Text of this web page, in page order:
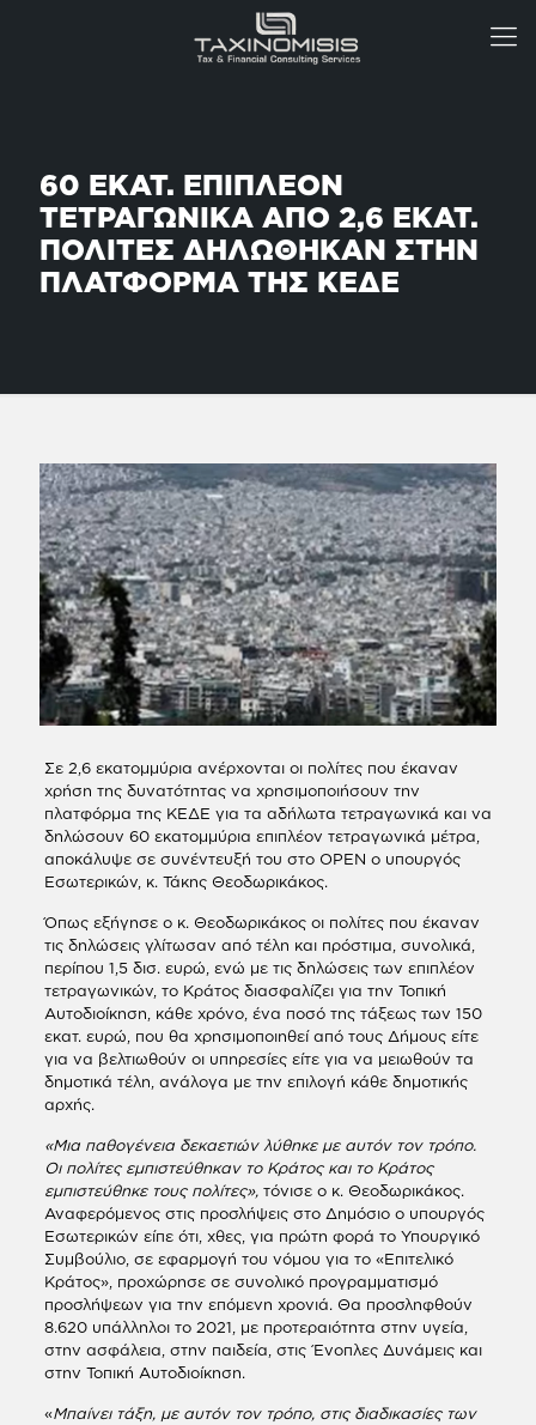
60 ΕΚΑΤ. ΕΠΙΠΛΕΟΝ
ΤΕΤΡΑΓΩΝΙΚΑ ΑΠΟ 2,6 ΕΚΑΤ.
ΠΟΛΙΤΕΣ ΔΗΛΩΘΗΚΑΝ ΣΤΗΝ
ΠΛΑΤΦΟΡΜΑ ΤΗΣ ΚΕΔΕ
Σε 2,6 εκατομμύρια ανέρχονται οι πολίτες που έκαναν
χρήση της δυνατότητας να χρησιμοποιήσουν την
πλατφόρμα της ΚΕΔΕ για τα αδήλωτα τετραγωνικά και να
δηλώσουν 60 εκατομμύρια επιπλέον τετραγωνικά μέτρα,
αποκάλυψε σε συνέντευξή του στο ΟΡΕΝ ο υπουργός
Εσωτερικών, κ. Τάκης Θεοδωρικάκος.
Όπως εξήγησε ο κ. Θεοδωρικάκος οι πολίτες που έκαναν
τις δηλώσεις γλίτωσαν από τέλη και πρόστιμα, συνολικά,
περίπου 1,5 δισ. ευρώ, ενώ με τις δηλώσεις των επιπλέον
τετραγωνικών, το Κράτος διασφαλίζει για την Τοπική
Αυτοδιοίκηση, κάθε χρόνο, ένα ποσό της τάξεως των 150
εκατ. ευρώ, που θα χρησιμοποιηθεί από τους Δήμους είτε
για να βελτιωθούν οι υπηρεσίες είτε για να μειωθούν τα
δημοτικά τέλη, ανάλογα με την επιλογή κάθε δημοτικής
αρχής.
«Μια παθογένεια δεκαετιών λύθηκε με αυτόν τον τρόπο.
Οι πολίτες εμπιστεύθηκαν το Κράτος και το Κράτος
εμπιστεύθηκε τους πολίτες»,τόνισε ο κ. Θεοδωρικάκος.
Αναφερόμενος στις προσλήψεις στο Δημόσιο ο υπουργός
Εσωτερικών είπε ότι, χθες, για πρώτη φορά το Υπουργικό
Συμβούλιο, σε εφαρμογή του νόμου για το «Επιτελικό
Κράτος», προχώρησε σε συνολικό προγραμματισμό
προσλήψεων για την επόμενη χρονιά. Θα προσληφθούν
8.620 υπάλληλοι το 2021, με προτεραιότητα στην υγεία,
στην ασφάλεια, στην παιδεία, στις Ένοπλες Δυνάμεις και
στην Τοπική Αυτοδιοίκηση.
«Μπαίνει τάξη, με αυτόν τον τρόπο, στις διαδικασίες των